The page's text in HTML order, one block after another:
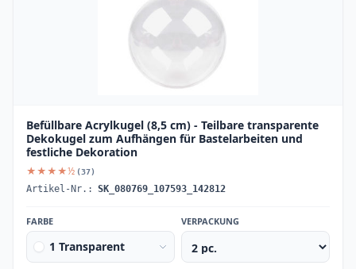
Befüllbare Acrylkugel (8,5 cm) - Teilbare transparente
Dekokugel zum Aufhängen für Bastelarbeiten und
festliche Dekoration
★★★★½ (37)
Artikel-Nr.: SK_080769_107593_142812
FARBE
1 Transparent
VERPACKUNG